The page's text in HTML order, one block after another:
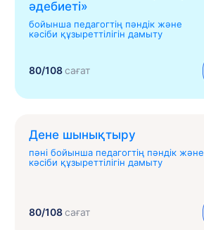
əдебиеті»
бойынша педагогтің пәндік және
кәсіби құзыреттілігін дамыту
80/108сағат
Дене шынықтыру
пәні бойынша педагогтің пәндік және
кәсіби құзыреттілігін дамыту
80/108сағат